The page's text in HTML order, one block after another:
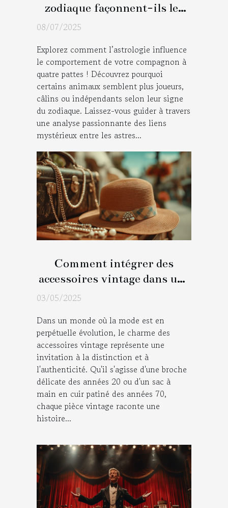
zodiaque façonnent-ils les
traits de votre animal ?
08/07/2025
Explorez comment l’astrologie influence
le comportement de votre compagnon à
quatre pattes ! Découvrez pourquoi
certains animaux semblent plus joueurs,
câlins ou indépendants selon leur signe
du zodiaque. Laissez-vous guider à travers
une analyse passionnante des liens
mystérieux entre les astres...
Comment intégrer des
accessoires vintage dans une
tenue moderne
03/05/2025
Dans un monde où la mode est en
perpétuelle évolution, le charme des
accessoires vintage représente une
invitation à la distinction et à
l'authenticité. Qu'il s'agisse d'une broche
délicate des années 20 ou d'un sac à
main en cuir patiné des années 70,
chaque pièce vintage raconte une
histoire...